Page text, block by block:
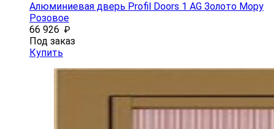
Алюминиевая дверь Profil Doors 1 AG Золото Мору
Розовое
66 926 ₽
Под заказ
Купить